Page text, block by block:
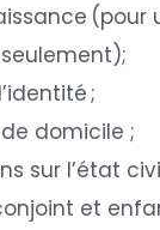
(pour
;
domicile ;
sur l’état
et